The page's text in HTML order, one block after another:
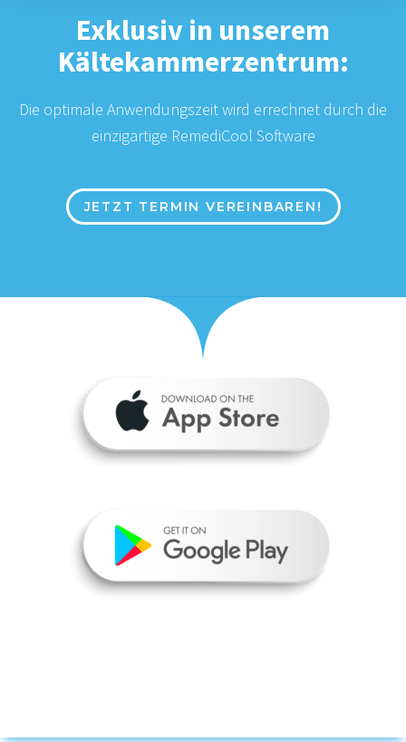
Exklusiv in unserem
Kältekammerzentrum:
Die optimale Anwendungszeit wird errechnet durch die
einzigartige RemediCool Software
JETZT TERMIN VEREINBAREN!